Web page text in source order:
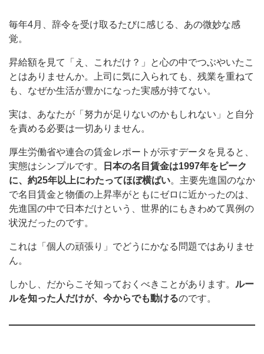
毎年4月、辞令を受け取るたびに感じる、あの微妙な感
覚。
昇給額を見て「え、これだけ？」と心の中でつぶやいたこ
とはありませんか。上司に気に入られても、残業を重ねて
も、なぜか生活が豊かになった実感が持てない。
実は、あなたが「努力が足りないのかもしれない」と自分
を責める必要は一切ありません。
厚生労働省や連合の賃金レポートが示すデータを見ると、
実態はシンプルです。
日本の名目賃金は1997年をピーク
に、約25年以上にわたってほぼ横ばい。主要先進国のなか
で名目賃金と物価の上昇率がともにゼロに近かったのは、
先進国の中で日本だけという、世界的にもきわめて異例の
状況だったのです。
これは「個人の頑張り」でどうにかなる問題ではありませ
ん。
しかし、だからこそ知っておくべきことがあります。 ルー
ルを知った人だけが、今からでも動けるのです。